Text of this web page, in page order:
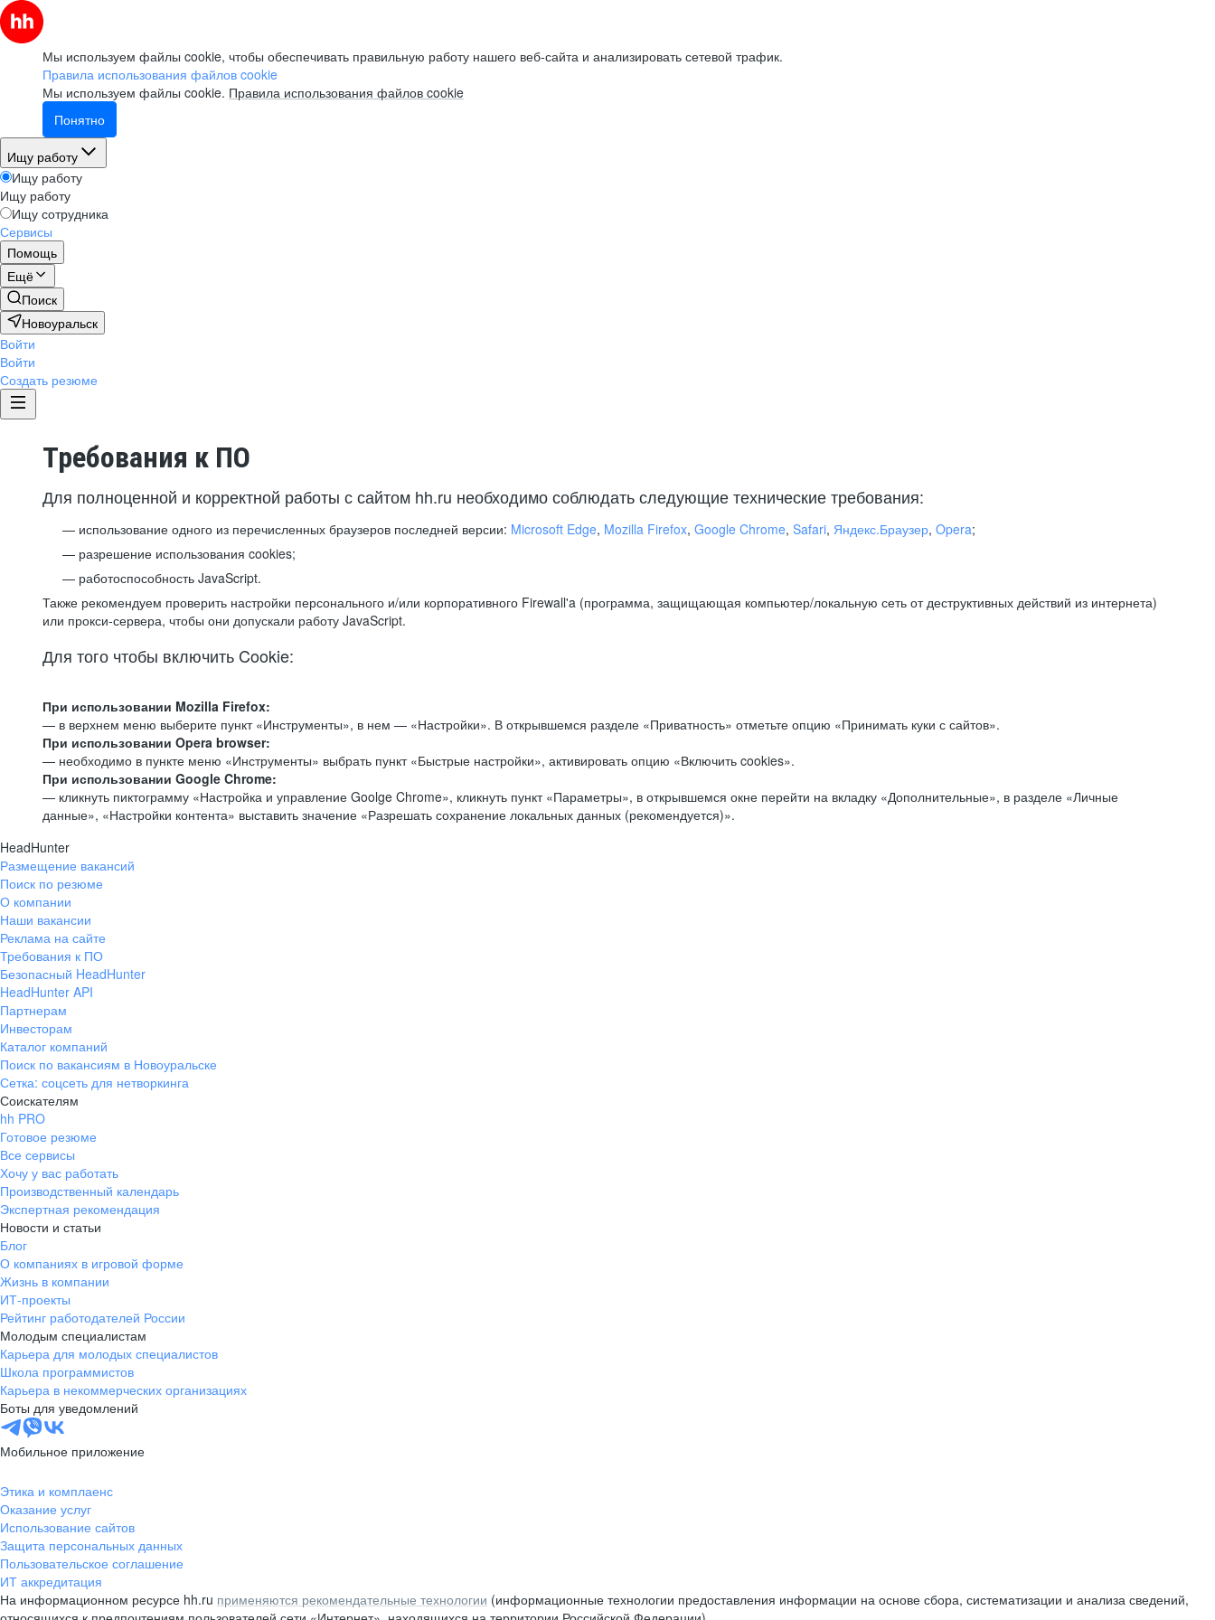
Мы используем файлы cookie, чтобы обеспечивать правильную работу нашего веб-сайта и анализировать сетевой трафик.
Правила использования файлов cookie
Мы используем файлы cookie. Правила использования файлов cookie
Понятно
Ищу работу
Ищу работу
Ищу работу
Ищу сотрудника
Сервисы
Помощь
Ещё
Поиск
Новоуральск
Войти
Войти
Создать резюме
Требования к ПО
Для полноценной и корректной работы с сайтом hh.ru необходимо соблюдать следующие технические требования:
использование одного из перечисленных браузеров последней версии: Microsoft Edge, Mozilla Firefox, Google Chrome, Safari, Яндекс.Браузер, Opera;
разрешение использования cookies;
работоспособность JavaScript.
Также рекомендуем проверить настройки персонального и/или корпоративного Firewall'a (программа, защищающая компьютер/локальную сеть от деструктивных действий из интернета)
или прокси-сервера, чтобы они допускали работу JavaScript.
Для того чтобы включить Cookie:
При использовании Mozilla Firefox:
— в верхнем меню выберите пункт «Инструменты», в нем — «Настройки». В открывшемся разделе «Приватность» отметьте опцию «Принимать куки с сайтов».
При использовании Opera browser:
— необходимо в пункте меню «Инструменты» выбрать пункт «Быстрые настройки», активировать опцию «Включить cookies».
При использовании Google Chrome:
— кликнуть пиктограмму «Настройка и управление Goolge Chrome», кликнуть пункт «Параметры», в открывшемся окне перейти на вкладку «Дополнительные», в разделе «Личные
данные», «Настройки контента» выставить значение «Разрешать сохранение локальных данных (рекомендуется)».
HeadHunter
Размещение вакансий
Поиск по резюме
О компании
Наши вакансии
Реклама на сайте
Требования к ПО
Безопасный HeadHunter
HeadHunter API
Партнерам
Инвесторам
Каталог компаний
Поиск по вакансиям в Новоуральске
Сетка: соцсеть для нетворкинга
Соискателям
hh PRO
Готовое резюме
Все сервисы
Хочу у вас работать
Производственный календарь
Экспертная рекомендация
Новости и статьи
Блог
О компаниях в игровой форме
Жизнь в компании
ИТ-проекты
Рейтинг работодателей России
Молодым специалистам
Карьера для молодых специалистов
Школа программистов
Карьера в некоммерческих организациях
Боты для уведомлений
Мобильное приложение
Этика и комплаенс
Оказание услуг
Использование сайтов
Защита персональных данных
Пользовательское соглашение
ИТ аккредитация
На информационном ресурсе hh.ru применяются рекомендательные технологии (информационные технологии предоставления информации на основе сбора, систематизации и анализа сведений,